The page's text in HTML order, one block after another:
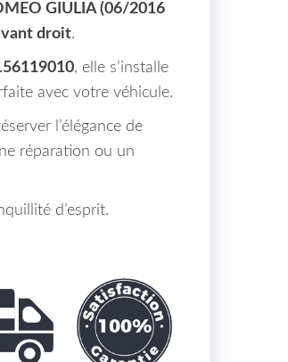
GIULIA (06/2016
droit.
, elle s’installe
avec votre véhicule.
l’élégance de
réparation ou un
d’esprit.